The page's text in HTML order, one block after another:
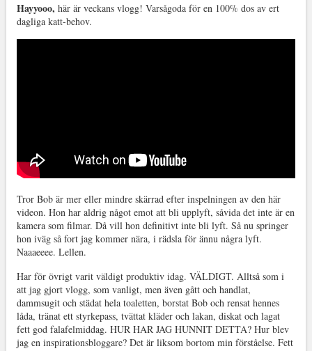
Hayyooo, här är veckans vlogg! Varsågoda för en 100% dos av ert
dagliga katt-behov.
Tror Bob är mer eller mindre skärrad efter inspelningen av den här
videon. Hon har aldrig något emot att bli upplyft, såvida det inte är en
kamera som filmar. Då vill hon definitivt inte bli lyft. Så nu springer
hon iväg så fort jag kommer nära, i rädsla för ännu några lyft.
Naaaeeee. Lellen.
Har för övrigt varit väldigt produktiv idag. VÄLDIGT. Alltså som i
att jag gjort vlogg, som vanligt, men även gått och handlat,
dammsugit och städat hela toaletten, borstat Bob och rensat hennes
låda, tränat ett styrkepass, tvättat kläder och lakan, diskat och lagat
fett god falafelmiddag. HUR HAR JAG HUNNIT DETTA? Hur blev
jag en inspirationsbloggare? Det är liksom bortom min förståelse. Fett